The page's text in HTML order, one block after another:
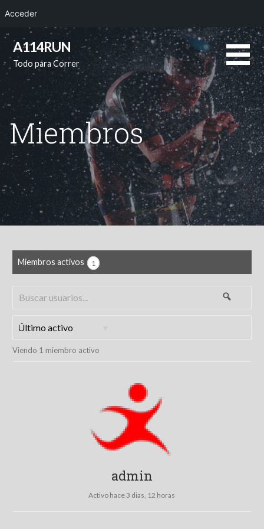
Saltar
contenido
A114RUN
Todo para Correr
Miembros
Miembros activos 1
Buscar
por:
Viendo 1 miembro activo
admin
Activo hace 3 dias, 12 horas
Acceder